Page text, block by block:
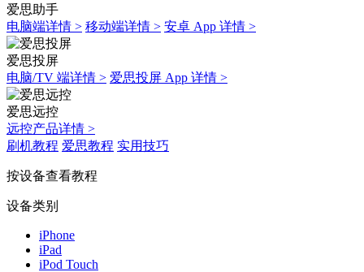
爱思助手
电脑端详情 > 移动端详情 > 安卓 App 详情 >
爱思投屏
电脑/TV 端详情 > 爱思投屏 App 详情 >
爱思远控
远控产品详情 >
刷机教程 爱思教程 实用技巧
按设备查看教程
设备类别
iPhone
iPad
iPod Touch